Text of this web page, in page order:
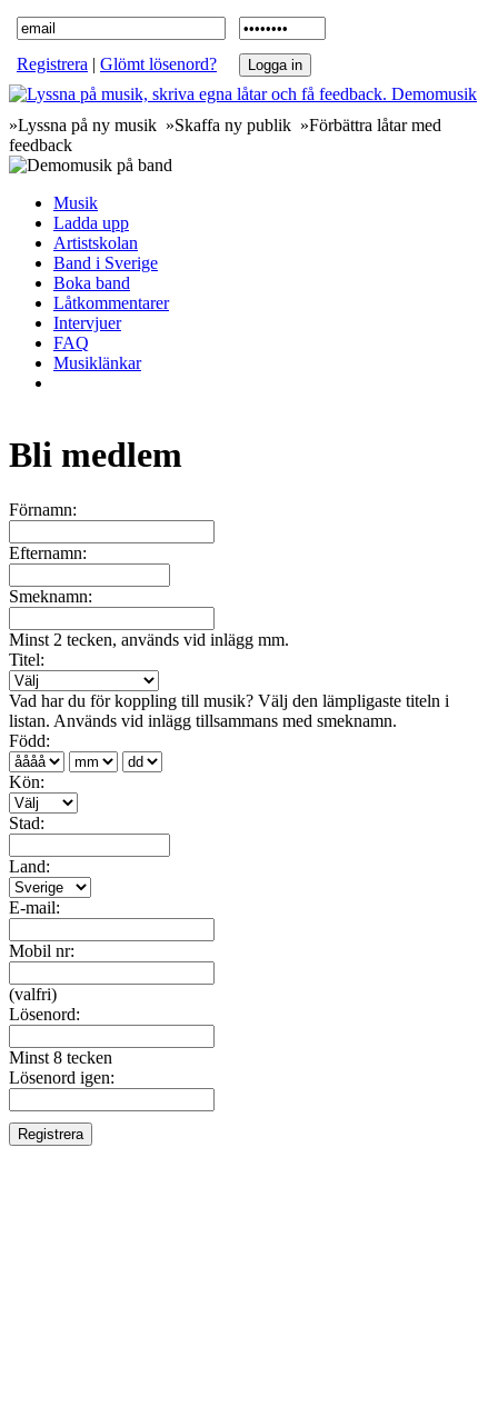
Registrera | Glömt lösenord?
»Lyssna på ny musik »Skaffa ny publik »Förbättra låtar med
feedback
Musik
Ladda upp
Artistskolan
Band i Sverige
Boka band
Låtkommentarer
Intervjuer
FAQ
Musiklänkar
Bli medlem
Förnamn:
Efternamn:
Smeknamn:
Minst 2 tecken, används vid inlägg mm.
Titel:
Vad har du för koppling till musik? Välj den lämpligaste titeln i
listan. Används vid inlägg tillsammans med smeknamn.
Född:
Kön:
Stad:
Land:
E-mail:
Mobil nr:
(valfri)
Lösenord:
Minst 8 tecken
Lösenord igen: